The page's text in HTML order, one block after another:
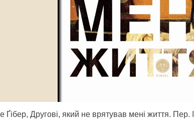
Ґібер, Другові, який не врятував мені життя. Пер.